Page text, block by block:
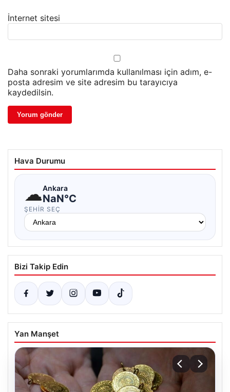
İnternet sitesi
Daha sonraki yorumlarımda kullanılması için adım, e-
posta adresim ve site adresim bu tarayıcıya
kaydedilsin.
Hava Durumu
☁Ankara
NaN°C
ŞEHIR SEÇ
Bizi Takip Edin
Yan Manşet